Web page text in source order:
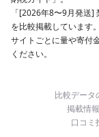
「[2026年8〜9月発送
を比較掲載しています。
サイトごとに量や寄付
ください。
比較データ
掲載情
口コミ